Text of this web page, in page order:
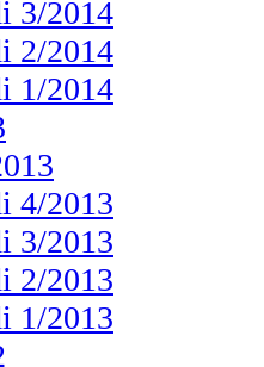
3/2014
2/2014
1/2014
4/2013
3/2013
2/2013
1/2013